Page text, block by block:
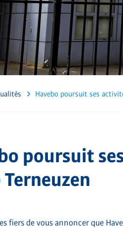
Havebo poursuit ses
poursuit
Terneuzen
fiers de vous annoncer que